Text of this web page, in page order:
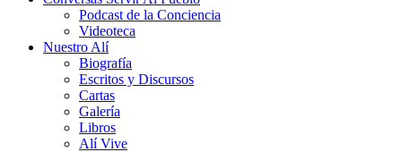
Podcast de la Conciencia
Videoteca
Nuestro Alí
Biografía
Escritos y Discursos
Cartas
Galería
Libros
Alí Vive